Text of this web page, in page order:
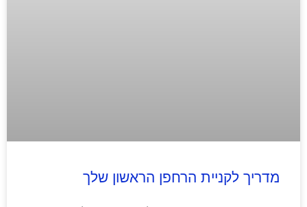
מדריך לקניית הרחפן הראשון שלך